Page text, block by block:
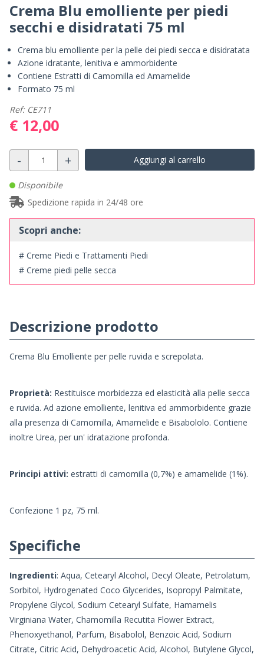
Crema Blu emolliente per piedi
secchi e disidratati 75 ml
Crema blu emolliente per la pelle dei piedi secca e disidratata
Azione idratante, lenitiva e ammorbidente
Contiene Estratti di Camomilla ed Amamelide
Formato 75 ml
Ref: CE711
€ 12,00
- + Aggiungi al carrello
Disponibile
Spedizione rapida in 24/48 ore
Scopri anche:
# Creme Piedi e Trattamenti Piedi
# Creme piedi pelle secca
Descrizione prodotto
Crema Blu Emolliente per pelle ruvida e screpolata.
Proprietà: Restituisce morbidezza ed elasticità alla pelle secca
e ruvida. Ad azione emolliente, lenitiva ed ammorbidente grazie
alla presenza di Camomilla, Amamelide e Bisabololo. Contiene
inoltre Urea, per un' idratazione profonda.
Principi attivi: estratti di camomilla (0,7%) e amamelide (1%).
Confezione 1 pz, 75 ml.
Specifiche
Ingredienti: Aqua, Cetearyl Alcohol, Decyl Oleate, Petrolatum,
Sorbitol, Hydrogenated Coco Glycerides, Isopropyl Palmitate,
Propylene Glycol, Sodium Cetearyl Sulfate, Hamamelis
Virginiana Water, Chamomilla Recutita Flower Extract,
Phenoxyethanol, Parfum, Bisabolol, Benzoic Acid, Sodium
Citrate, Citric Acid, Dehydroacetic Acid, Alcohol, Butylene Glycol,